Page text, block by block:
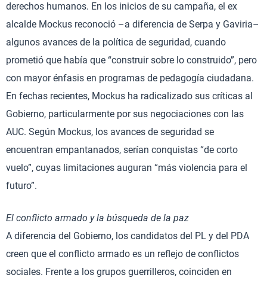
derechos humanos. En los inicios de su campaña, el ex
alcalde Mockus reconoció –a diferencia de Serpa y Gaviria–
algunos avances de la política de seguridad, cuando
prometió que había que “construir sobre lo construido”, pero
con mayor énfasis en programas de pedagogía ciudadana.
En fechas recientes, Mockus ha radicalizado sus críticas al
Gobierno, particularmente por sus negociaciones con las
AUC. Según Mockus, los avances de seguridad se
encuentran empantanados, serían conquistas “de corto
vuelo”, cuyas limitaciones auguran “más violencia para el
futuro”.
El conflicto armado y la búsqueda de la paz
A diferencia del Gobierno, los candidatos del PL y del PDA
creen que el conflicto armado es un reflejo de conflictos
sociales. Frente a los grupos guerrilleros, coinciden en